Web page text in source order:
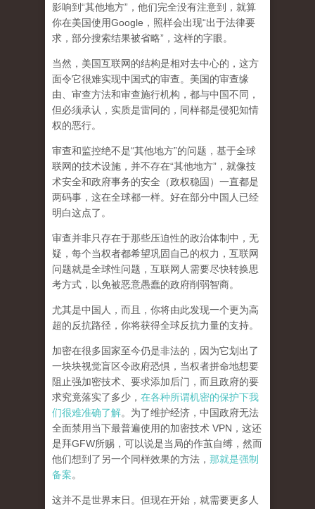
影响到“其他地方”，他们完全没有注意到， 就算
你在美国使用Google，照样会出现“出于法律要
求，部分搜索结果被省略”，这样的字眼。
当然，美国互联网的结构是相对去中心的，这方
面令它很难实现中国式的审查。美国的审查缘
由、审查方法和审查施行机构，都与中国不同，
但必须承认， 实质是雷同的，同样都是侵犯知情
权的恶行。
审查和监控绝不是“其他地方”的问题，基于全球
联网的技术设施，并不存在“其他地方”，就像技
术安全和政府事务的安全（政权稳固）一直都是
两码事，这在全球都一样。好在部分中国人已经
明白这点了。
审查并非只存在于那些压迫性的政治体制中，无
疑，每个当权者都希望巩固自己的权力，互联网
问题就是全球性问题，互联网人需要尽快转换思
考方式，以免被恶意愚蠢的政府削弱智商。
尤其是中国人，而且，你将由此发现一个更为高
超的反抗路径，你将获得全球反抗力量的支持。
加密在很多国家至今仍是非法的，因为它划出了
一块块视觉盲区令政府恐惧，当权者拼命地想要
阻止强加密技术、要求添加后门，而且政府的要
求究竟落实了多少， 在各种所谓机密的保护下我
们很难准确了解。为了维护经济，中国政府无法
全面禁用当下最普遍使用的加密技术 VPN，这还
是拜GFW所赐，可以说是当局的作茧自缚，然而
他们想到了另一个同样效果的方法， 那就是强制
备案。
这并不是世界末日。但现在开始，就需要更多人